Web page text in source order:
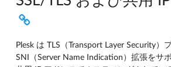
Plesk は TLS（Transport Layer Security）
SNI（Server Name Indication）拡張をサ